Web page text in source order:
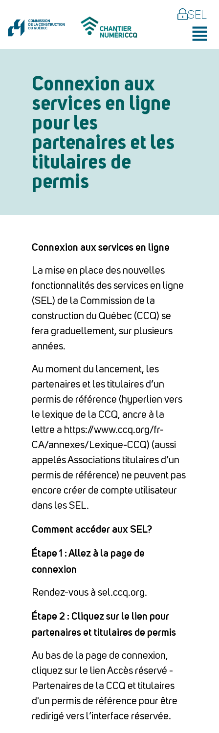
SEL
Connexion aux
services en ligne
pour les
partenaires et les
titulaires de
permis
Connexion aux services en ligne
La mise en place des nouvelles
fonctionnalités des services en ligne
(SEL) de la Commission de la
construction du Québec (CCQ) se
fera graduellement, sur plusieurs
années.
Au moment du lancement, les
partenaires et les titulaires d’un
permis de référence (hyperlien vers
le lexique de la CCQ, ancre à la
lettre a https://www.ccq.org/fr-
CA/annexes/Lexique-CCQ) (aussi
appelés Associations titulaires d’un
permis de référence) ne peuvent pas
encore créer de compte utilisateur
dans les SEL.
Comment accéder aux SEL?
Étape 1 : Allez à la page de
connexion
Rendez-vous à sel.ccq.org.
Étape 2 : Cliquez sur le lien pour
partenaires et titulaires de permis
Au bas de la page de connexion,
cliquez sur le lien Accès réservé -
Partenaires de la CCQ et titulaires
d'un permis de référence pour être
redirigé vers l’interface réservée.